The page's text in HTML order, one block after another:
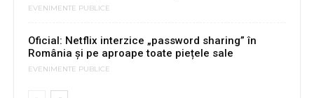
EVENIMENTE PUBLICE
Oficial: Netflix interzice „password sharing” în
România și pe aproape toate piețele sale
EVENIMENTE PUBLICE